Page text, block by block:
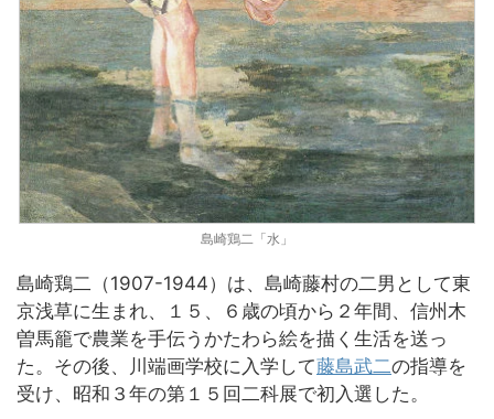
島崎鶏二「水」
島崎鶏二（1907-1944）は、島崎藤村の二男として東
京浅草に生まれ、１５、６歳の頃から２年間、信州木
曽馬籠で農業を手伝うかたわら絵を描く生活を送っ
た。その後、川端画学校に入学して藤島武二の指導を
受け、昭和３年の第１５回二科展で初入選した。